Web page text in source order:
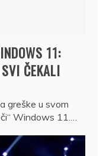
11:
ČEKALI
greške u svom
Windows 11.…